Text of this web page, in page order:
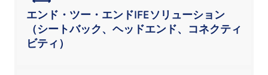
エンド・ツー・エンドIFEソリューション
（シートバック、ヘッドエンド、コネクティ
ビティ）